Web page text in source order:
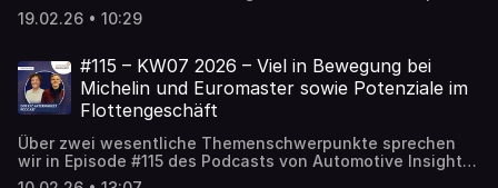
#116 widmet sich erneut im Schwerpunkt dem Thema
Reifen: Nexen Tire hat sein neues Testcenter, das „Purple
als Knotenpunkt für die F&E-Aktivitäten von Nexen rund
um Winter- und Ganzjahresreifen dienen. Wir richten die
Lupe außerdem auf das Qualifying zum diesjährigen
Sommerreifentest der AutoBild – dieses hält
Überraschungen bereit.
19.02.26 • 10:29
#115 – KW07 2026 – Viel in Bewegung bei
Michelin und Euromaster sowie Potenziale im
Flottengeschäft
Über zwei wesentliche Themenschwerpunkte sprechen
wir in Episode #115 des Podcasts von Automotive Insights:
Zunächst stehen der Reifenhersteller Michelin und seine